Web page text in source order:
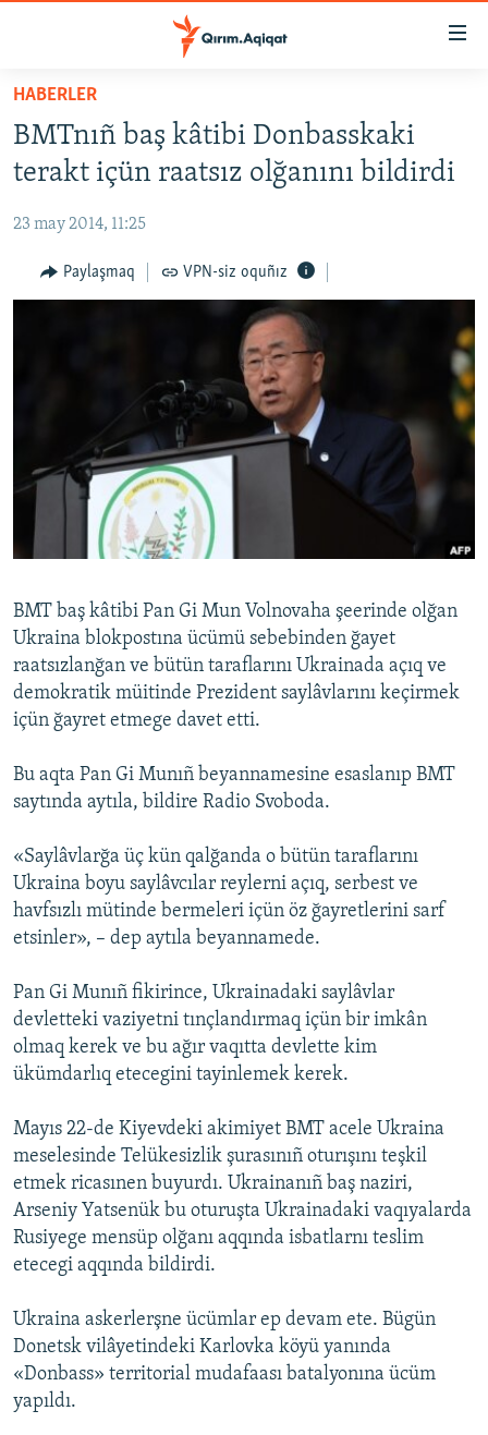
Esas
qaytmaq
Baş
navigatsiyağa
qaytmaq
qaytmaq
SİYASET
İQTİSADİYAT
CEMİYET
MEDENİYET
FİKİR
Русский
Українською
QOŞULIÑIZ!
RFE/RS bütün saytları
HABERLER
BMTnıñ baş kâtibi Donbasskaki
terakt içün raatsız olğanını bildirdi
23 may 2014, 11:25
Paylaşmaq VPN-siz oquñız
BMT baş kâtibi Pan Gi Mun Volnovaha şeerinde olğan
Ukraina blokpostına ücümü sebebinden ğayet
raatsızlanğan ve bütün taraflarını Ukrainada açıq ve
demokratik müitinde Prezident saylâvlarını keçirmek
içün ğayret etmege davet etti.
Bu aqta Pan Gi Munıñ beyannamesine esaslanıp BMT
saytında aytıla, bildire Radio Svoboda.
«Saylâvlarğa üç kün qalğanda o bütün taraflarını
Ukraina boyu saylâvcılar reylerni açıq, serbest ve
havfsızlı mütinde bermeleri içün öz ğayretlerini sarf
etsinler», – dep aytıla beyannamede.
Pan Gi Munıñ fikirince, Ukrainadaki saylâvlar
devletteki vaziyetni tınçlandırmaq içün bir imkân
olmaq kerek ve bu ağır vaqıtta devlette kim
ükümdarlıq etecegini tayinlemek kerek.
Mayıs 22-de Kiyevdeki akimiyet BMT acele Ukraina
meselesinde Telükesizlik şurasınıñ oturışını teşkil
etmek ricasınen buyurdı. Ukrainanıñ baş naziri,
Arseniy Yatsenük bu oturuşta Ukrainadaki vaqıyalarda
Rusiyege mensüp olğanı aqqında isbatlarnı teslim
etecegi aqqında bildirdi.
Ukraina askerlerşne ücümlar ep devam ete. Bügün
Donetsk vilâyetindeki Karlovka köyü yanında
«Donbass» territorial mudafaası batalyonına ücüm
yapıldı.